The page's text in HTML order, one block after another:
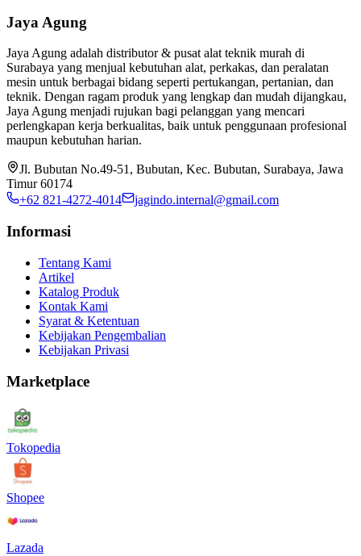
Jaya Agung
Jaya Agung adalah distributor & pusat alat teknik murah di
Surabaya yang menjual kebutuhan alat, perkakas, dan peralatan
mesin untuk berbagai bidang seperti pertukangan, pertanian, dan
teknik. Dengan ragam produk yang lengkap dan mudah dijangkau,
Jaya Agung menjadi rujukan bagi pelanggan yang mencari
perlengkapan kerja berkualitas, baik untuk penggunaan profesional
maupun kebutuhan harian.
Jl. Bubutan No.49-51, Bubutan, Kec. Bubutan, Surabaya, Jawa
Timur 60174
+62 821-4272-4014
jagindo.internal@gmail.com
Informasi
Tentang Kami
Artikel
Katalog Produk
Kontak Kami
Syarat & Ketentuan
Kebijakan Pengembalian
Kebijakan Privasi
Marketplace
Tokopedia
Shopee
Lazada